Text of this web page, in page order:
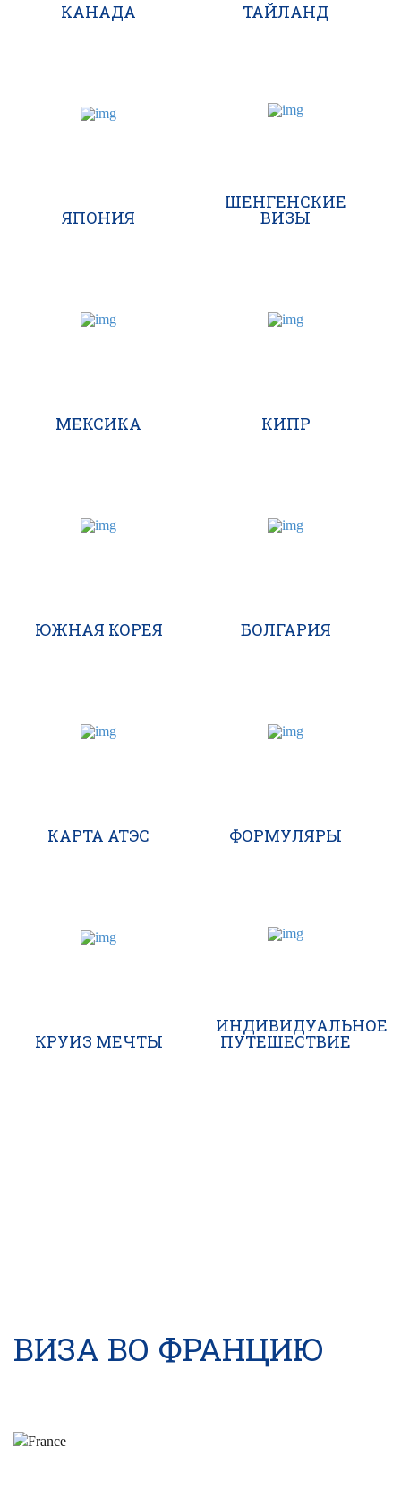
КАНАДА ТАЙЛАНД
ЯПОНИЯ
ШЕНГЕНСКИЕ
ВИЗЫ
МЕКСИКА КИПР
ЮЖНАЯ КОРЕЯ БОЛГАРИЯ
КАРТА АТЭС ФОРМУЛЯРЫ
КРУИЗ МЕЧТЫ
ИНДИВИДУАЛЬНОЕ
ПУТЕШЕСТВИЕ
ВИЗА ВО ФРАНЦИЮ